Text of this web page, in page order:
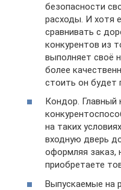
безопасности
расходы. И хотя
сравнивать с
конкурентов из
выполняет своё
более
стоить он будет
Кондор. Главный
на таких
входную дверь
оформляя заказ,
приобретаете
Выпускаемые на